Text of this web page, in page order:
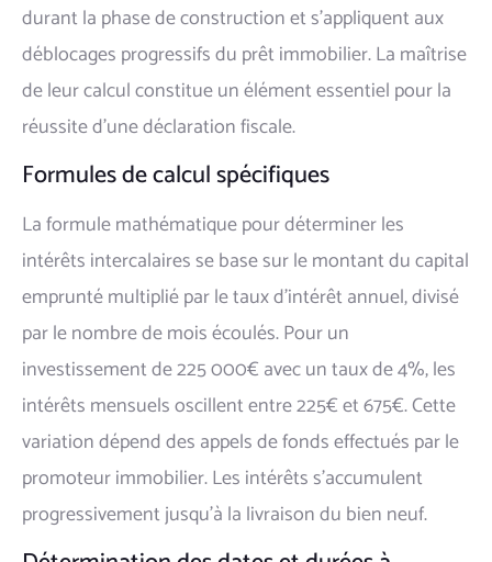
durant la phase de construction et s'appliquent aux
déblocages progressifs du prêt immobilier. La maîtrise
de leur calcul constitue un élément essentiel pour la
réussite d'une déclaration fiscale.
Formules de calcul spécifiques
La formule mathématique pour déterminer les
intérêts intercalaires se base sur le montant du capital
emprunté multiplié par le taux d'intérêt annuel, divisé
par le nombre de mois écoulés. Pour un
investissement de 225 000€ avec un taux de 4%, les
intérêts mensuels oscillent entre 225€ et 675€. Cette
variation dépend des appels de fonds effectués par le
promoteur immobilier. Les intérêts s'accumulent
progressivement jusqu'à la livraison du bien neuf.